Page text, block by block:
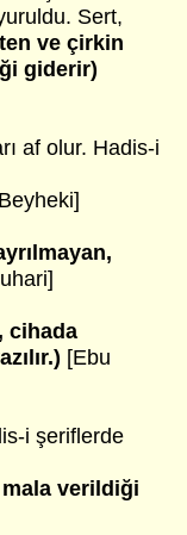
Sert,
ve çirkin
giderir)
af olur. Hadis-i
cihada
[Ebu
i şeriflerde
verildiği